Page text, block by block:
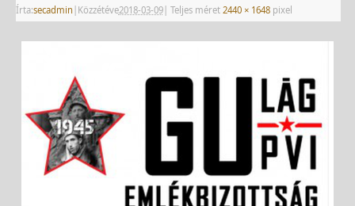
Írta:secadmin | Közzétéve2018-03-09| Teljes méret 2440 × 1648pixel